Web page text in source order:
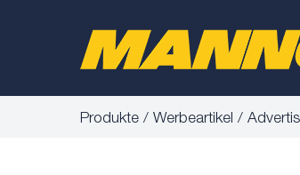
Produkte Werbeartikel